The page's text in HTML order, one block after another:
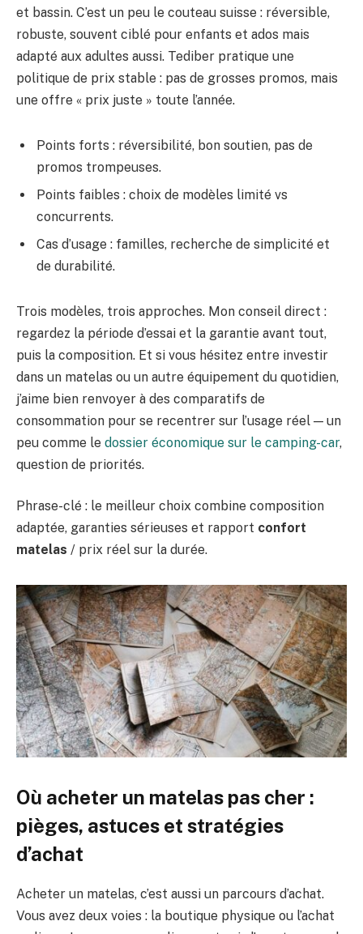
et bassin. C’est un peu le couteau suisse : réversible,
robuste, souvent ciblé pour enfants et ados mais
adapté aux adultes aussi. Tediber pratique une
politique de prix stable : pas de grosses promos, mais
une offre « prix juste » toute l’année.
Points forts : réversibilité, bon soutien, pas de
promos trompeuses.
Points faibles : choix de modèles limité vs
concurrents.
Cas d’usage : familles, recherche de simplicité et
de durabilité.
Trois modèles, trois approches. Mon conseil direct :
regardez la période d’essai et la garantie avant tout,
puis la composition. Et si vous hésitez entre investir
dans un matelas ou un autre équipement du quotidien,
j’aime bien renvoyer à des comparatifs de
consommation pour se recentrer sur l’usage réel — un
peu comme le dossier économique sur le camping-car,
question de priorités.
Phrase-clé : le meilleur choix combine composition
adaptée, garanties sérieuses et rapport confort
matelas / prix réel sur la durée.
Où acheter un matelas pas cher :
pièges, astuces et stratégies
d’achat
Acheter un matelas, c’est aussi un parcours d’achat.
Vous avez deux voies : la boutique physique ou l’achat